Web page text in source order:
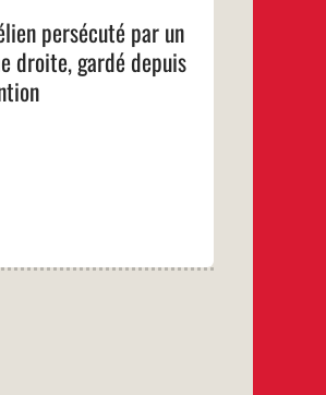
persécuté par un
droite, gardé depuis